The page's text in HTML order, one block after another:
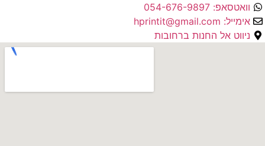
וואטסאפ: 054-676-9897
אימייל: hprintit@gmail.com
ניווט אל החנות ברחובות